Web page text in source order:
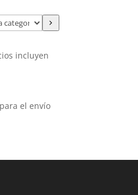
incluyen
para el envío